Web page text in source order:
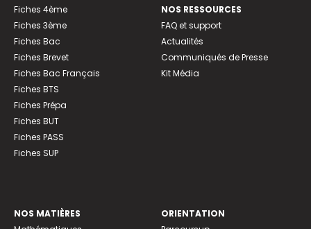
Fiches 4ème
Fiches 3ème
Fiches Bac
Fiches Brevet
Fiches Bac Français
Fiches BTS
Fiches Prépa
Fiches BUT
Fiches PASS
Fiches SUP
NOS RESSOURCES
FAQ et support
Actualités
Communiqués de Presse
Kit Média
NOS MATIÈRES
ORIENTATION